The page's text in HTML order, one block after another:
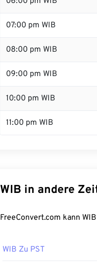
07:00 pm WIB
08:00 pm WIB
09:00 pm WIB
10:00 pm WIB
11:00 pm WIB
WIB in andere
FreeConvert.com kann
WIB Zu PST